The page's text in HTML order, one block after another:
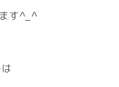
す^_^